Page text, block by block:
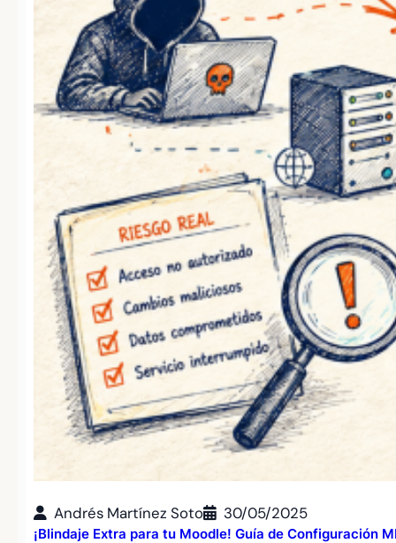
Andrés Martínez Soto 30/05/2025
¡Blindaje Extra para tu Moodle! Guía de Configuración